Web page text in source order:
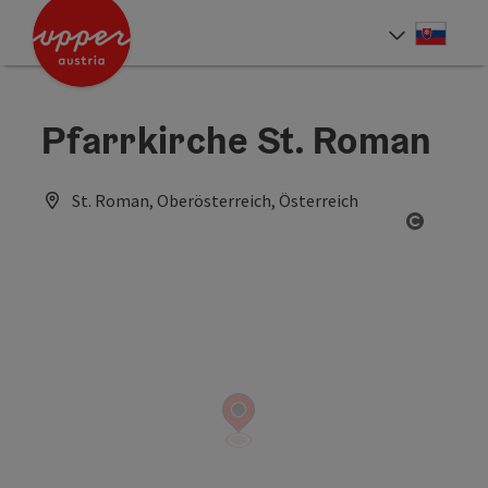
Accesskey
Accesskey
Pfarrkirche St. Roman
St. Roman, Oberösterreich, Österreich